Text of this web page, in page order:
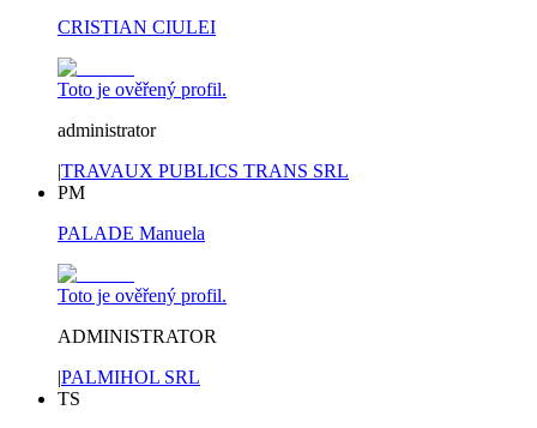
CRISTIAN CIULEI
Toto je ověřený profil.
administrator
|TRAVAUX PUBLICS TRANS SRL
PM
PALADE Manuela
Toto je ověřený profil.
ADMINISTRATOR
|PALMIHOL SRL
TS